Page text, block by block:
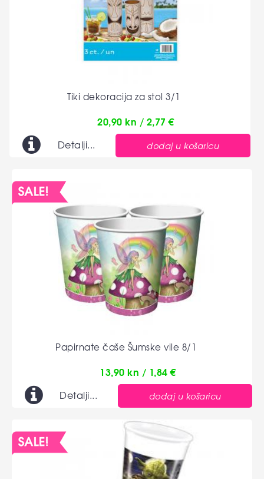
Tiki dekoracija za stol 3/1
20,90 kn / 2,77 €
Detalji... dodaj u košaricu
Papirnate čaše Šumske vile 8/1
13,90 kn / 1,84 €
Detalji... dodaj u košaricu